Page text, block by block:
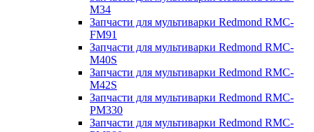
M34
Запчасти для мультиварки Redmond RMC-
FM91
Запчасти для мультиварки Redmond RMC-
M40S
Запчасти для мультиварки Redmond RMC-
M42S
Запчасти для мультиварки Redmond RMC-
PM330
Запчасти для мультиварки Redmond RMC-